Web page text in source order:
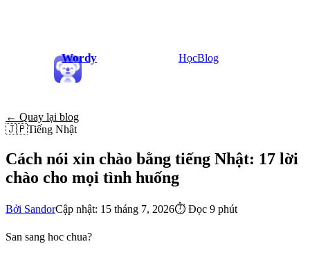
Wordy HọcBlog
← Quay lại blog
🇯🇵Tiếng Nhật
Cách nói xin chào bằng tiếng Nhật: 17 lời
chào cho mọi tình huống
Bởi SandorCập nhật: 15 tháng 7, 2026⏱ Đọc 9 phút
San sang hoc chua?